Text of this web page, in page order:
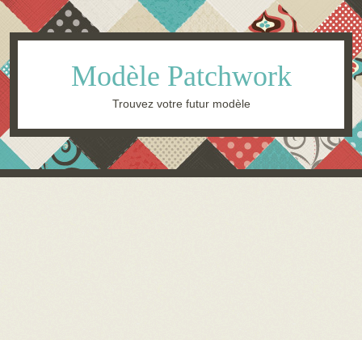
Modèle Patchwork
Trouvez votre futur modèle